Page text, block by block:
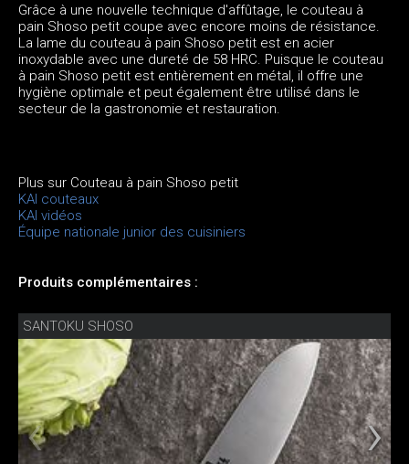
Grâce à une nouvelle technique d'affûtage, le couteau à
pain Shoso petit coupe avec encore moins de résistance.
La lame du couteau à pain Shoso petit est en acier
inoxydable avec une dureté de 58 HRC. Puisque le couteau
à pain Shoso petit est entièrement en métal, il offre une
hygiène optimale et peut également être utilisé dans le
secteur de la gastronomie et restauration.
Plus sur Couteau à pain Shoso petit
KAI couteaux
KAI vidéos
Équipe nationale junior des cuisiniers
Produits complémentaires :
SANTOKU SHOSO